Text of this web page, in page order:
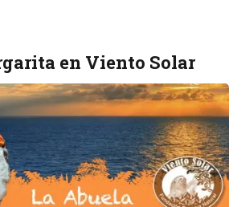
en Viento Solar